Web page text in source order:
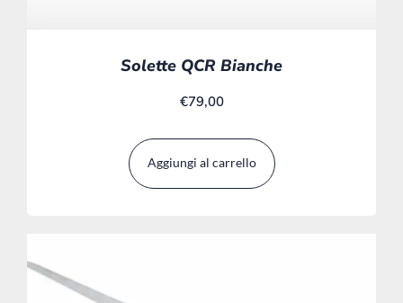
Solette QCR Bianche
€79,00
Aggiungi al carrello